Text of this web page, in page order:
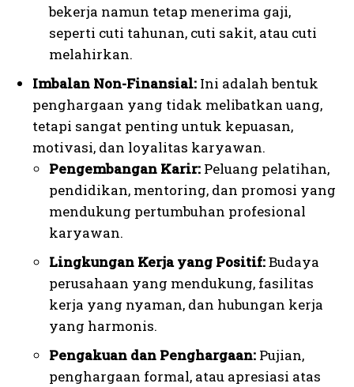
bekerja namun tetap menerima gaji,
seperti cuti tahunan, cuti sakit, atau cuti
melahirkan.
Imbalan Non-Finansial: Ini adalah bentuk
penghargaan yang tidak melibatkan uang,
tetapi sangat penting untuk kepuasan,
motivasi, dan loyalitas karyawan.
Pengembangan Karir: Peluang pelatihan,
pendidikan, mentoring, dan promosi yang
mendukung pertumbuhan profesional
karyawan.
Lingkungan Kerja yang Positif:Budaya
perusahaan yang mendukung, fasilitas
kerja yang nyaman, dan hubungan kerja
yang harmonis.
Pengakuan dan Penghargaan: Pujian,
penghargaan formal, atau apresiasi atas